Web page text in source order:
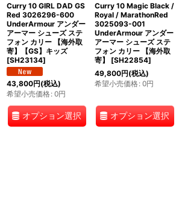
Curry 10 GIRL DAD GS
Red 3026296-600
UnderArmour アンダー
アーマー シューズ ステ
フォン カリー 【海外取
寄】【GS】キッズ
[SH23134]
43,800円(税込)
希望小売価格: 0円
オプション選択
Curry 10 Magic Black /
Royal / MarathonRed
3025093-001
UnderArmour アンダー
アーマー シューズ ステ
フォン カリー 【海外取
寄】
[SH22854]
49,800円(税込)
希望小売価格: 0円
オプション選択